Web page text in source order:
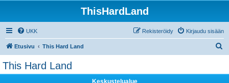
ThisHardLand
UKK Kirjaudu sisään
Rekisteröidy
Etusivu This Hard Land
This Hard Land
Keskustelualue